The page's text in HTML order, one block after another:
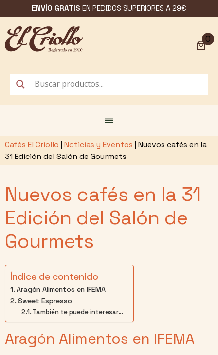
al
contenido
ENVÍO GRATIS EN PEDIDOS SUPERIORES A 29€
0
Cafés El Criollo | Noticias y Eventos | Nuevos cafés en la
31 Edición del Salón de Gourmets
Nuevos cafés en la 31
Edición del Salón de
Gourmets
Índice de contenido
Aragón Alimentos en IFEMA
Sweet Espresso
También te puede interesar…
Aragón Alimentos en IFEMA